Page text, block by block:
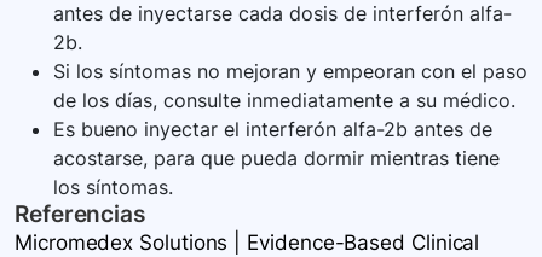
antes de inyectarse cada dosis de interferón alfa-
2b.
Si los síntomas no mejoran y empeoran con el paso
de los días, consulte inmediatamente a su médico.
Es bueno inyectar el interferón alfa-2b antes de
acostarse, para que pueda dormir mientras tiene
los síntomas.
Referencias
Micromedex Solutions | Evidence-Based Clinical